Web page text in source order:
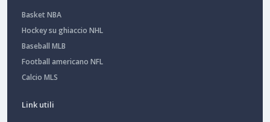
Basket NBA
Hockey su ghiaccio NHL
Baseball MLB
Football americano NFL
Calcio MLS
Link utili